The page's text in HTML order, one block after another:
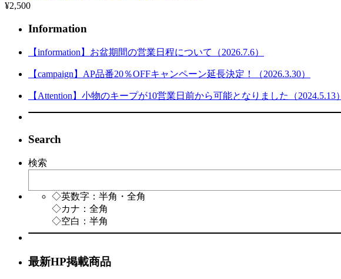
¥2,500
Information
【information】お盆期間の営業日程について（2026.7.6）
【campaign】AP品番20％OFFキャンペーン延長決定！（2026.3.30）
【Attention】小物のキープが10営業日前から可能となりました（2024.5.13）
Search
検索
◇英数字：半角・全角
◇カナ：全角
◇空白：半角
最新HP掲載商品